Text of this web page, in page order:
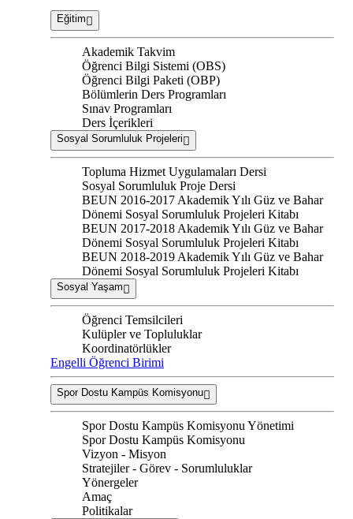
Eğitim
Akademik Takvim
Öğrenci Bilgi Sistemi (OBS)
Öğrenci Bilgi Paketi (OBP)
Bölümlerin Ders Programları
Sınav Programları
Ders İçerikleri
Sosyal Sorumluluk Projeleri
Topluma Hizmet Uygulamaları Dersi
Sosyal Sorumluluk Proje Dersi
BEUN 2016-2017 Akademik Yılı Güz ve Bahar
Dönemi Sosyal Sorumluluk Projeleri Kitabı
BEUN 2017-2018 Akademik Yılı Güz ve Bahar
Dönemi Sosyal Sorumluluk Projeleri Kitabı
BEUN 2018-2019 Akademik Yılı Güz ve Bahar
Dönemi Sosyal Sorumluluk Projeleri Kitabı
Sosyal Yaşam
Öğrenci Temsilcileri
Kulüpler ve Topluluklar
Koordinatörlükler
Engelli Öğrenci Birimi
Spor Dostu Kampüs Komisyonu
Spor Dostu Kampüs Komisyonu Yönetimi
Spor Dostu Kampüs Komisyonu
Vizyon - Misyon
Stratejiler - Görev - Sorumluluklar
Yönergeler
Amaç
Politikalar